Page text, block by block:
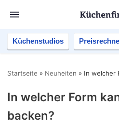
Küchenstudios
Startseite » Neuheiten » In welcher
In welcher Form
backen?